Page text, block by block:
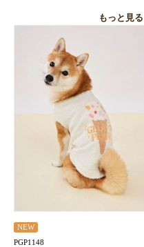
もっと見る
NEW
PGP1148